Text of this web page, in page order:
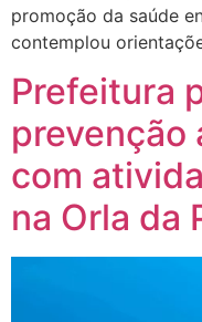
promoção da saúde
contemplou
Prefeitura
prevenção
com
na Orla da